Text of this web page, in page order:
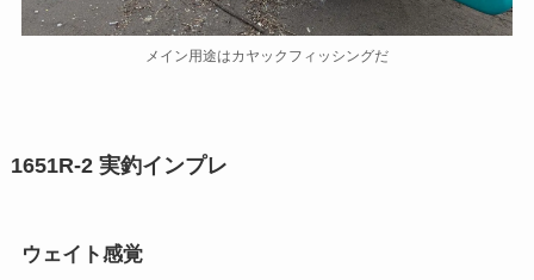
メイン用途はカヤックフィッシングだ
1651R-2 実釣インプレ
ウェイト感覚